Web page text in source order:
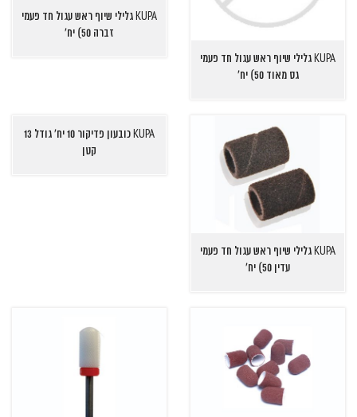
KUPA גלילי שיוף ראש עגול חד פעמי
גס מאוד 50) יח'
KUPA גלילי שיוף ראש עגול חד פעמי
זברה 50) יח'
KUPA גלילי שיוף ראש עגול חד פעמי
עדין 50) יח'
KUPA כובעון פדיקור 10 יח' גודל 13
קטן